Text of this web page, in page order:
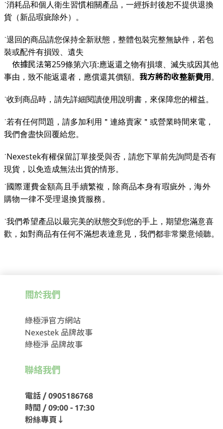
˙消耗品和個人衛生習慣相關產品，一經拆封後恕不提供退換
貨（新品瑕疵除外）。
˙退回的商品請您保持全新狀態，整體包裝完整無缺件，若包
裝或配件有損毀、遺失
依據民法第259條第六項:應返還之物有損壞、滅失或因其他
事由，致不能返還者，應償還其價額。 我方將酌收整新費用 。
˙收到商品時，請先詳細閱讀使用說明書，來保障您的權益。
˙若有任何問題，請多加利用＂連絡賣家＂或營業時間來電 ，
我們會盡快回覆給您。
˙Nexestek有權保留訂單接受與否，請您下單前先詢問是否有
現貨，以免造成無法出貨的情形。
˙國際運費金額高且手續繁複，除商品本身有瑕疵外，海外
購物一律不受理退換貨服務。
˙我們希望產品以最完美的狀態交到您的手上，期望您滿意喜
歡，如對商品有任何不滿想表達意見，我們都非常樂意傾聽。
關於我們
綠極淨官方網站
Nexestek 品牌故事
綠極淨 品牌故事
聯絡我們
電話 / 0905186768
時間 / 09:00 - 17:30
粉絲專頁↓